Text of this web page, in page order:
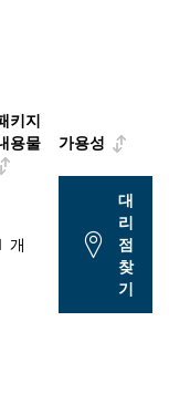
키지
용물
가용성
개
대
리
점
찾
기